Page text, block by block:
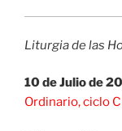
Liturgia de las
10 de Julio de
Ordinario, ciclo C